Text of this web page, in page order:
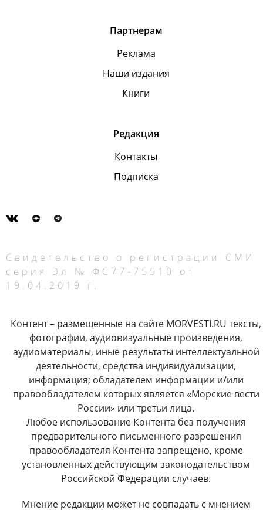
Партнерам
Реклама
Наши издания
Книги
Редакция
Контакты
Подписка
Свидетельство о регистрации СМИ
серия Эл № ФС77-75510 от
19.04.2019 г.
Контент – размещенные на сайте MORVESTI.RU тексты,
фотографии, аудиовизуальные произведения,
аудиоматериалы, иные результаты интеллектуальной
деятельности, средства индивидуализации,
информация; обладателем информации и/или
правообладателем которых является «Морские вести
России» или третьи лица.
Любое использование Контента без получения
предварительного письменного разрешения
правообладателя Контента запрещено, кроме
установленных действующим законодательством
Российской Федерации случаев.
Мнение редакции может не совпадать с мнением